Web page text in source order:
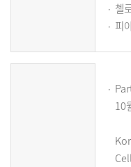
첼
피
10